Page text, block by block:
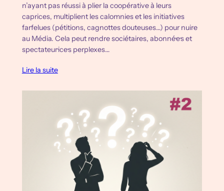
n’ayant pas réussi à plier la coopérative à leurs
caprices, multiplient les calomnies et les initiatives
farfelues (pétitions, cagnottes douteuses…) pour nuire
au Média. Cela peut rendre sociétaires, abonné·e·s et
spectateur·ice·s perplexes…
Lire la suite